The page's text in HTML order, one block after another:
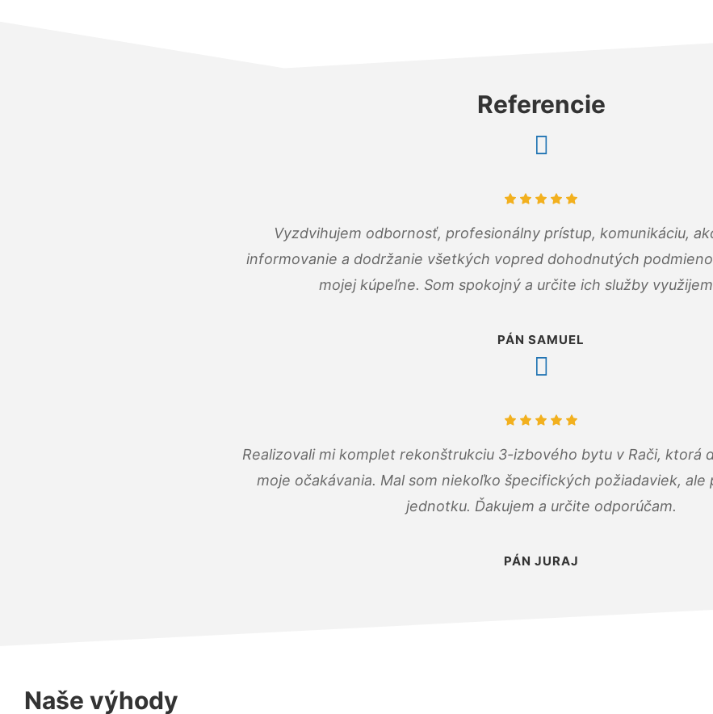
Referencie
Vyzdvihujem odbornosť, profesionálny prístup, komunikáciu,
informovanie a dodržanie všetkých vopred dohodnutých
mojej kúpeľne. Som spokojný a určite ich služby
PÁN SAMUEL
Realizovali mi komplet rekonštrukciu 3-izbového bytu v Rači, ktorá
moje očakávania. Mal som niekoľko špecifických požiadaviek, ale
jednotku. Ďakujem a určite odporúčam.
PÁN JURAJ
Naše výhody